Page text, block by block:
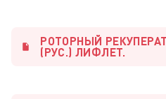
РОТОРНЫЙ
(РУС.) ЛИФЛЕТ.